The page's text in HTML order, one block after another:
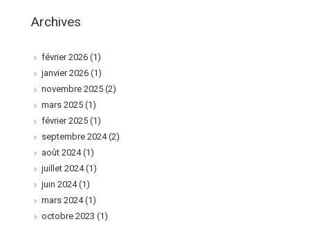
Archives
février 2026 (1)
janvier 2026 (1)
novembre 2025 (2)
mars 2025 (1)
février 2025 (1)
septembre 2024(2)
août 2024(1)
juillet 2024(1)
juin 2024(1)
mars 2024(1)
octobre 2023 (1)